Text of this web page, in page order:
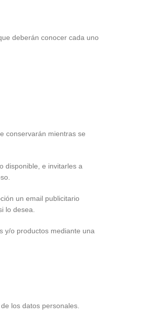
deberán conocer cada uno
conservarán mientras se
disponible, e invitarles a
un email publicitario
lo desea.
y/o productos mediante una
los datos personales.